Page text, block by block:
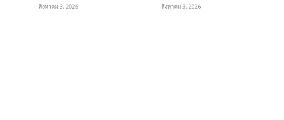
สิงหาคม 3, 2026 สิงหาคม 3, 2026